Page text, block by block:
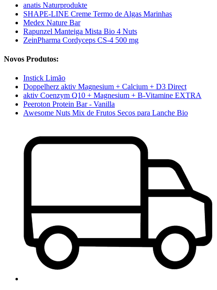
anatis Naturprodukte
SHAPE-LINE Creme Termo de Algas Marinhas
Medex Nature Bar
Rapunzel Manteiga Mista Bio 4 Nuts
ZeinPharma Cordyceps CS-4 500 mg
Novos Produtos:
Instick Limão
Doppelherz aktiv Magnesium + Calcium + D3 Direct
aktiv Coenzym Q10 + Magnesium + B-Vitamine EXTRA
Peeroton Protein Bar - Vanilla
Awesome Nuts Mix de Frutos Secos para Lanche Bio